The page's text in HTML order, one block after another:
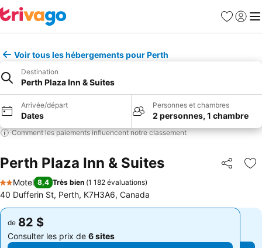
Favoris
Se
Voir tous les hébergements pour Perth
Destination
Perth Plaza Inn & Suites
Arrivée/départ
Dates
Personnes et chambres
2 personnes, 1 chambre
Comment les paiements influencent notre classement
Perth Plaza Inn & Suites Partager
2 Étoiles
Motel 8,4 Très bien (1 182 évaluations)
40 Dufferin St, Perth, K7H3A6, Canada
de 82 $
Consulter les prix de 6 sites
de 82 $
Consulter les prix de 6 sites